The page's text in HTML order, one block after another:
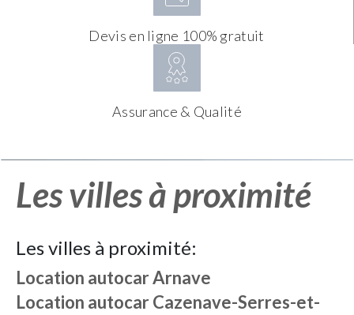
Devis en ligne 100% gratuit
Assurance & Qualité
Les villes à proximité
Les villes à proximité:
Location autocarArnave
Location autocarCazenave-Serres-et-